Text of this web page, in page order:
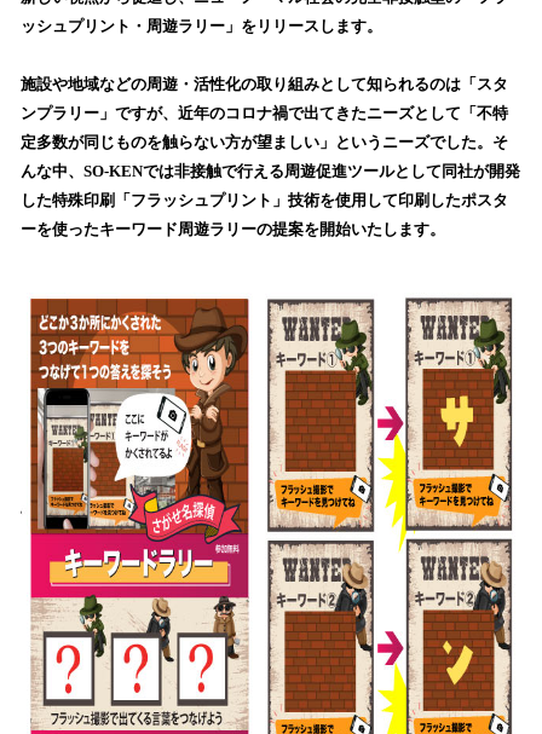
読
み
中
で
す
ッシュプリント・周遊ラリー」をリリースします。
施設や地域などの周遊・活性化の取り組みとして知られるのは「スタ
ンプラリー」ですが、近年のコロナ禍で出てきたニーズとして「不特
定多数が同じものを触らない方が望ましい」というニーズでした。そ
んな中、SO-KENでは非接触で行える周遊促進ツールとして同社が開発
した特殊印刷「フラッシュプリント」技術を使用して印刷したポスタ
ーを使ったキーワード周遊ラリーの提案を開始いたします。